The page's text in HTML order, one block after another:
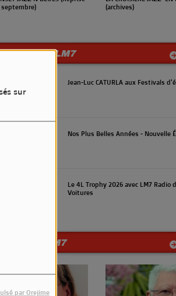
sur
par Orejime
(Reprise en septembre)
INFOS LM7
Jean-Luc CATURLA aux Festivals
Nos Plus Belles Années - Nouvelle
Le 4L Trophy 2026 avec LM7 Radio
Voitures
LA TEAM LM7